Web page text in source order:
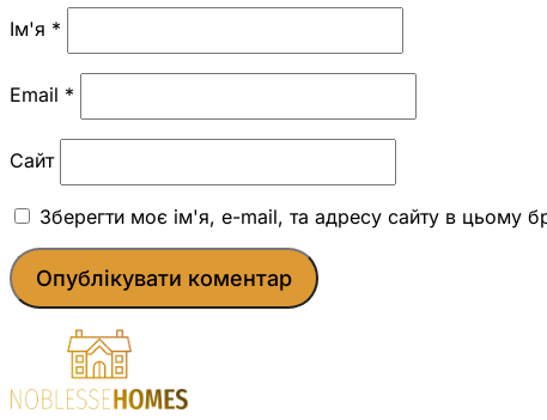
Ім'я *
Email *
Сайт
Зберегти моє ім'я, e-mail, та адресу сайту в цьому